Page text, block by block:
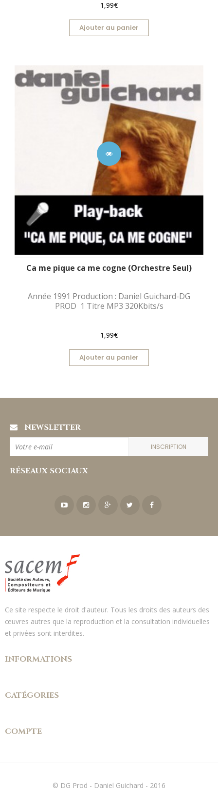
1,99€
Ajouter au panier
Ca me pique ca me cogne (Orchestre Seul)
Année 1991 Production : Daniel Guichard-DG
PROD 1 Titre MP3 320Kbits/s
1,99€
Ajouter au panier
NEWSLETTER
INSCRIPTION
RÉSEAUX SOCIAUX
Ce site respecte le droit d'auteur. Tous les droits des auteurs des
œuvres autres que la reproduction et la consultation individuelles
et privées sont interdites.
INFORMATIONS
CATÉGORIES
COMPTE
© DG Prod - Daniel Guichard - 2016